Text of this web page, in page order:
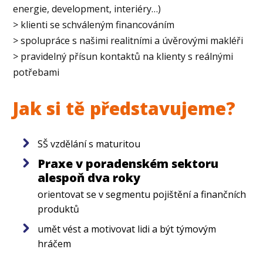
energie, development, interiéry…)
> klienti se schváleným financováním
> spolupráce s našimi realitními a úvěrovými makléři
> pravidelný přísun kontaktů na klienty s reálnými
potřebami
Jak si tě představujeme?
SŠ vzdělání s maturitou
Praxe v poradenském sektoru
alespoň dva roky
orientovat se v segmentu pojištění a finančních
produktů
umět vést a motivovat lidi a být týmovým
hráčem